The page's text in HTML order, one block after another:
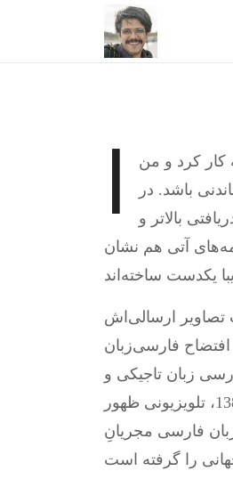
کرد و من
باشد. در
بالاتر و
آتی هم نشان
تصاویر ارسالی‌اش
افتضاح فارسی‌زبان
زبان تاجیکی و
افغانی از شبکه‌های ایرانی هم بدتر است، از امروز بیست و پنجم دی ماه 1387، تلویزیونی ظهور
فارسی مجریانِ